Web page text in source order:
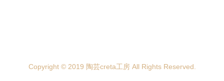
Copyright © 2019 陶芸creta工房 All Rights Reserved.